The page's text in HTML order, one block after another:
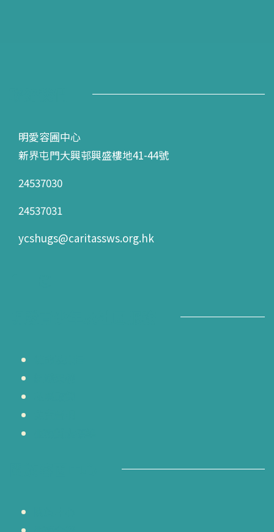
明愛容圃中心
新界屯門大興邨興盛樓地41-44號
24537030
24537031
ycshugs@caritassws.org.hk